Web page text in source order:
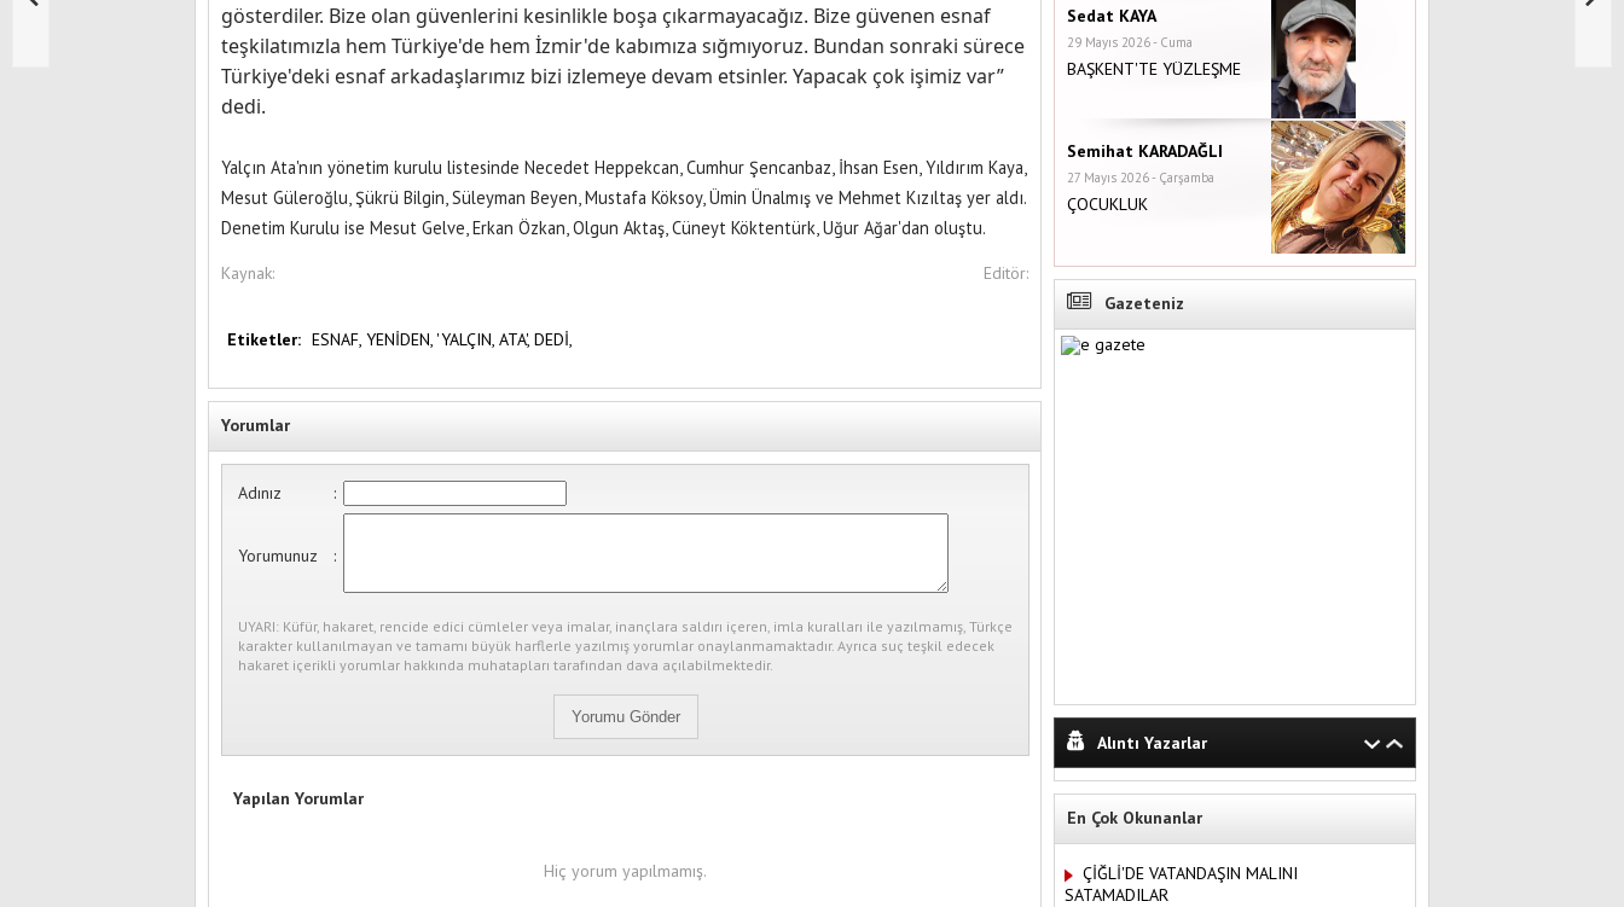
gösterdiler. Bize olan güvenlerini kesinlikle boşa çıkarmayacağız. Bize güvenen esnaf
teşkilatımızla hem Türkiye'de hem İzmir'de kabımıza sığmıyoruz. Bundan sonraki sürece
Türkiye'deki esnaf arkadaşlarımız bizi izlemeye devam etsinler. Yapacak çok işimiz var”
dedi.
Yalçın Ata'nın yönetim kurulu listesinde Necedet Heppekcan, Cumhur Şencanbaz, İhsan Esen, Yıldırım Kaya,
Mesut Güleroğlu, Şükrü Bilgin, Süleyman Beyen, Mustafa Köksoy, Ümin Ünalmış ve Mehmet Kızıltaş yer aldı.
Denetim Kurulu ise Mesut Gelve, Erkan Özkan, Olgun Aktaş, Cüneyt Köktentürk, Uğur Ağar'dan oluştu.
Kaynak: Editör:
Etiketler: ESNAF, YENİDEN, 'YALÇIN, ATA', DEDİ,
Yorumlar
Adınız :
Yorumunuz :
UYARI: Küfür, hakaret, rencide edici cümleler veya imalar, inançlara saldırı içeren, imla kuralları ile yazılmamış, Türkçe
karakter kullanılmayan ve tamamı büyük harflerle yazılmış yorumlar onaylanmamaktadır. Ayrıca suç teşkil edecek
hakaret içerikli yorumlar hakkında muhatapları tarafından dava açılabilmektedir.
Yapılan Yorumlar
Hiç yorum yapılmamış.
Sedat KAYA
29 Mayıs 2026 - Cuma
BAŞKENT'TE YÜZLEŞME
Semihat KARADAĞLI
27 Mayıs 2026 - Çarşamba
ÇOCUKLUK
Gazeteniz
Alıntı Yazarlar
En Çok Okunanlar
ÇİĞLİ'DE VATANDAŞIN MALINI
SATAMADILAR